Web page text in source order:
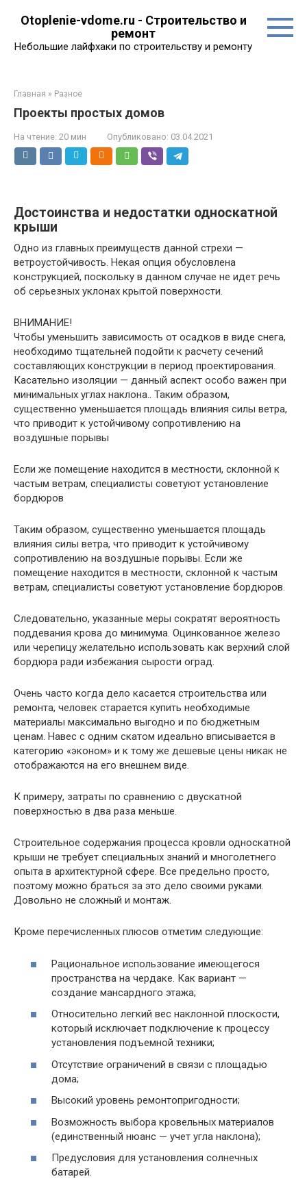
Otoplenie-vdome.ru - Строительство и
ремонт
Небольшие лайфхаки по строительству и ремонту
Главная » Разное
Проекты простых домов
На чтение: 20 мин Опубликовано: 03.04.2021
Достоинства и недостатки односкатной
крыши
Одно из главных преимуществ данной стрехи —
ветроустойчивость. Некая опция обусловлена
конструкцией, поскольку в данном случае не идет речь
об серьезных уклонах крытой поверхности.
ВНИМАНИЕ!
Чтобы уменьшить зависимость от осадков в виде снега,
необходимо тщательней подойти к расчету сечений
составляющих конструкции в период проектирования.
Касательно изоляции — данный аспект особо важен при
минимальных углах наклона.. Таким образом,
существенно уменьшается площадь влияния силы ветра,
что приводит к устойчивому сопротивлению на
воздушные порывы
Если же помещение находится в местности, склонной к
частым ветрам, специалисты советуют установление
бордюров
Таким образом, существенно уменьшается площадь
влияния силы ветра, что приводит к устойчивому
сопротивлению на воздушные порывы. Если же
помещение находится в местности, склонной к частым
ветрам, специалисты советуют установление бордюров.
Следовательно, указанные меры сократят вероятность
поддевания крова до минимума. Оцинкованное железо
или черепицу желательно использовать как верхний слой
бордюра ради избежания сырости оград.
Очень часто когда дело касается строительства или
ремонта, человек старается купить необходимые
материалы максимально выгодно и по бюджетным
ценам. Навес с одним скатом идеально вписывается в
категорию «эконом» и к тому же дешевые цены никак не
отображаются на его внешнем виде.
К примеру, затраты по сравнению с двускатной
поверхностью в два раза меньше.
Строительное содержания процесса кровли односкатной
крыши не требует специальных знаний и многолетнего
опыта в архитектурной сфере. Все предельно просто,
поэтому можно браться за это дело своими руками.
Довольно не сложный и монтаж.
Кроме перечисленных плюсов отметим следующие:
Рациональное использование имеющегося
пространства на чердаке. Как вариант —
создание мансардного этажа;
Относительно легкий вес наклонной плоскости,
который исключает подключение к процессу
установления подъемной техники;
Отсутствие ограничений в связи с площадью
дома;
Высокий уровень ремонтопригодности;
Возможность выбора кровельных материалов
(единственный нюанс — учет угла наклона);
Предусловия для установления солнечных
батарей.